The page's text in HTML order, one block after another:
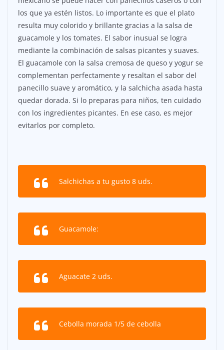
los que ya estén listos. Lo importante es que el plato
resulta muy colorido y brillante gracias a la salsa de
guacamole y los tomates. El sabor inusual se logra
mediante la combinación de salsas picantes y suaves.
El guacamole con la salsa cremosa de queso y yogur se
complementan perfectamente y resaltan el sabor del
panecillo suave y aromático, y la salchicha asada hasta
quedar dorada. Si lo preparas para niños, ten cuidado
con los ingredientes picantes. En ese caso, es mejor
evitarlos por completo.
Salchichas a tu gusto 8 uds.
Guacamole:
Aguacate 2 uds.
Cebolla morada 1/5 de cebolla